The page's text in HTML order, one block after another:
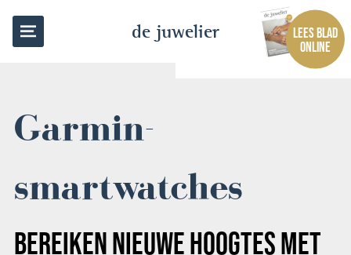
de juwelier
LEES BLAD
ONLINE
Garmin-
smartwatches
BEREIKEN NIEUWE HOOGTES MET
TERUG NAAR OVERZICHT